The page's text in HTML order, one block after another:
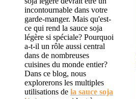
incontournable dans votre
garde-manger. Mais qu'est-
ce qui rend la sauce soja
légère si spéciale? Pourquoi
a-t-il un rôle aussi central
dans de nombreuses
cuisines du monde entier?
Dans ce blog, nous
explorerons les multiples
utilisations de la sauce soja